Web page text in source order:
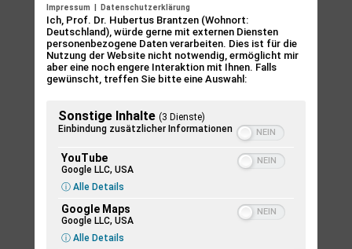
und
während ich so schaue
spüre ich in mir
die Einladung
Ausschau zu halten
Welt
Ausschau zu halten
nach den leuchtenden Spuren von Gottes
lebendiger Geistkraft
ja
ich kann sie finden
Impressum Datenschutzerklärung
Ich, Prof. Dr. Hubertus Brantzen (Wohnort:
Deutschland), würde gerne mit externen Diensten
personenbezogene Daten verarbeiten. Dies ist für die
Nutzung der Website nicht notwendig, ermöglicht mir
aber eine noch engere Interaktion mit Ihnen. Falls
gewünscht, treffen Sie bitte eine Auswahl:
Sonstige Inhalte (3 Dienste)
Einbindung zusätzlicher Informationen
YouTube
Google LLC, USA
ⓘ Alle Details
Google Maps
Google LLC, USA
ⓘ Alle Details